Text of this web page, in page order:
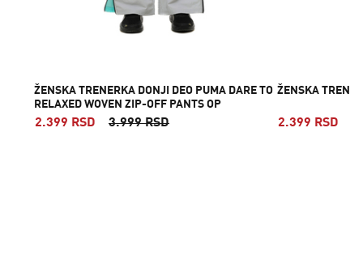
ŽENSKA TRENERKA DONJI DEO PUMA DARE TO
RELAXED WOVEN ZIP-OFF PANTS OP
2.399 RSD 3.999 RSD
ŽENSKA
2.399 RSD